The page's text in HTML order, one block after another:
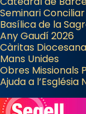
Seminari
Basílica de la
Any Gaudí 2026
Càritas
Mans Unides
Obres Missionals
Ajuda a l’Església